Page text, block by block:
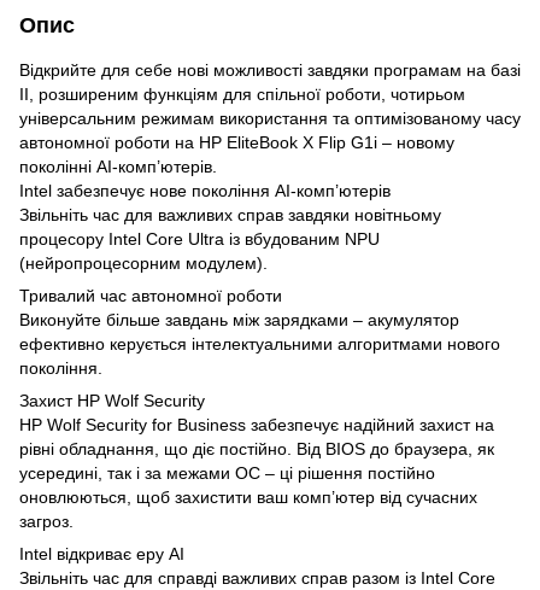
Опис
Відкрийте для себе нові можливості завдяки програмам на базі
ІІ, розширеним функціям для спільної роботи, чотирьом
універсальним режимам використання та оптимізованому часу
автономної роботи на HP EliteBook X Flip G1i – новому
поколінні AI-комп’ютерів.
Intel забезпечує нове покоління AI-комп’ютерів
Звільніть час для важливих справ завдяки новітньому
процесору Intel Core Ultra із вбудованим NPU
(нейропроцесорним модулем).
Тривалий час автономної роботи
Виконуйте більше завдань між зарядками – акумулятор
ефективно керується інтелектуальними алгоритмами нового
покоління.
Захист HP Wolf Security
HP Wolf Security for Business забезпечує надійний захист на
рівні обладнання, що діє постійно. Від BIOS до браузера, як
усередині, так і за межами ОС – ці рішення постійно
оновлюються, щоб захистити ваш комп’ютер від сучасних
загроз.
Intel відкриває еру AI
Звільніть час для справді важливих справ разом із Intel Core